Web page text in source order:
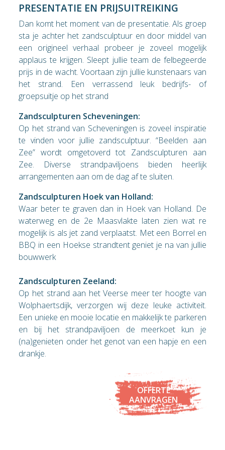
PRESENTATIE EN PRIJSUITREIKING
Dan komt het moment van de presentatie. Als groep
sta je achter het zandsculptuur en door middel van
een origineel verhaal probeer je zoveel mogelijk
applaus te krijgen. Sleept jullie team de felbegeerde
prijs in de wacht. Voortaan zijn jullie kunstenaars van
het strand. Een verrassend leuk bedrijfs- of
groepsuitje op het strand
Zandsculpturen Scheveningen:
Op het strand van Scheveningen is zoveel inspiratie
te vinden voor jullie zandsculptuur. “Beelden aan
Zee” wordt omgetoverd tot Zandsculpturen aan
Zee. Diverse strandpaviljoens bieden heerlijk
arrangementen aan om de dag af te sluiten.
Zandsculpturen Hoek van Holland:
Waar beter te graven dan in Hoek van Holland. De
waterweg en de 2e Maasvlakte laten zien wat re
mogelijk is als jet zand verplaatst. Met een Borrel en
BBQ in een Hoekse strandtent geniet je na van jullie
bouwwerk
Zandsculpturen Zeeland:
Op het strand aan het Veerse meer ter hoogte van
Wolphaertsdijk, verzorgen wij deze leuke activiteit.
Een unieke en mooie locatie en makkelijk te parkeren
en bij het strandpaviljoen de meerkoet kun je
(na)genieten onder het genot van een hapje en een
drankje.
OFFERTE
AANVRAGEN